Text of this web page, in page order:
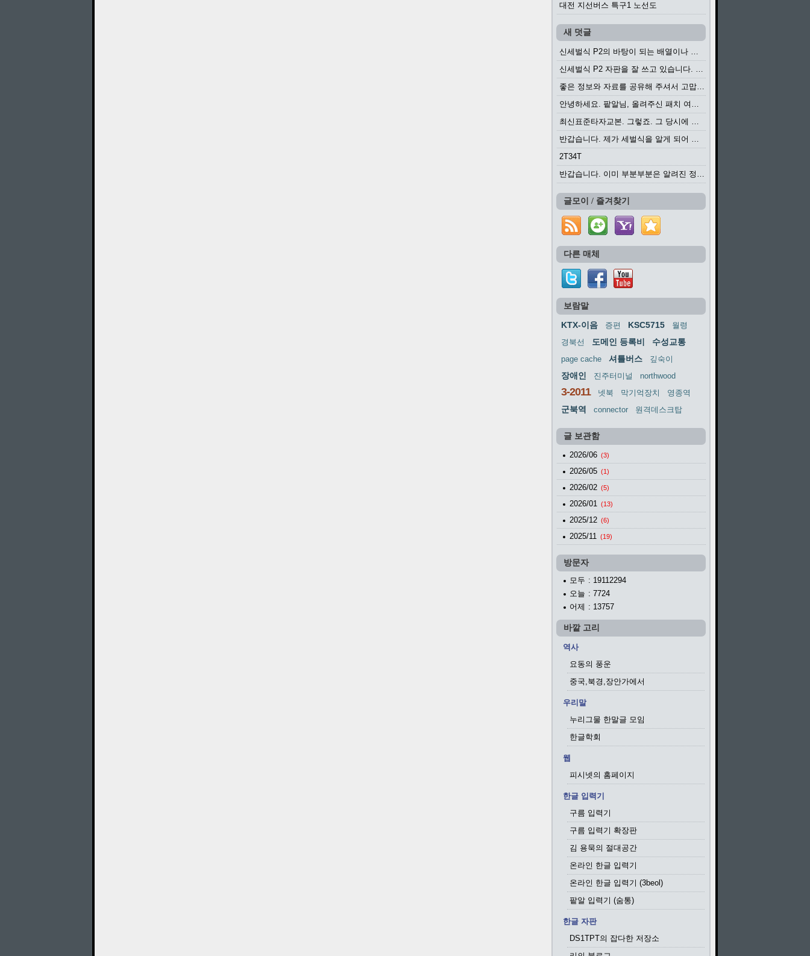
대전 지선버스 특구1 노선도
새 덧글
신세벌식 P2의 바탕이 되는 배열이나 주요 기능...
신세벌식 P2 자판을 잘 쓰고 있습니다. 쓰기 편리...
좋은 정보와 자료를 공유해 주셔서 고맙습니다....
안녕하세요. 팥알님, 올려주신 패치 여러모로 감사...
최신표준타자교본. 그렇죠. 그 당시에 최신 표준...
반갑습니다. 제가 세벌식을 알게 되어 세벌식 써...
2T34T
반갑습니다. 이미 부분부분은 알려진 정보들이...
글모이 / 즐겨찾기
다른 매체
보람말
KTX-이음 증편 KSC5715
월령
경북선
도메인 등록비 수성교통
page cache 셔틀버스 깊숙이
장애인 진주터미널 northwood
3-2011 넷북 막기억장치 영종역
군북역 connector 원격데스크탑
글 보관함
2026/06 (3)
2026/05 (1)
2026/02 (5)
2026/01 (13)
2025/12 (6)
2025/11 (19)
방문자
모두 : 19112294
오늘 : 7724
어제 : 13757
바깥 고리
역사
요동의 풍운
중국,북경,장안가에서
우리말
누리그물 한말글 모임
한글학회
웹
피시넷의 홈페이지
한글 입력기
구름 입력기
구름 입력기 확장판
김 용묵의 절대공간
온라인 한글 입력기
온라인 한글 입력기 (3beol)
팥알 입력기 (숨통)
한글 자판
DS1TPT의 잡다한 저장소